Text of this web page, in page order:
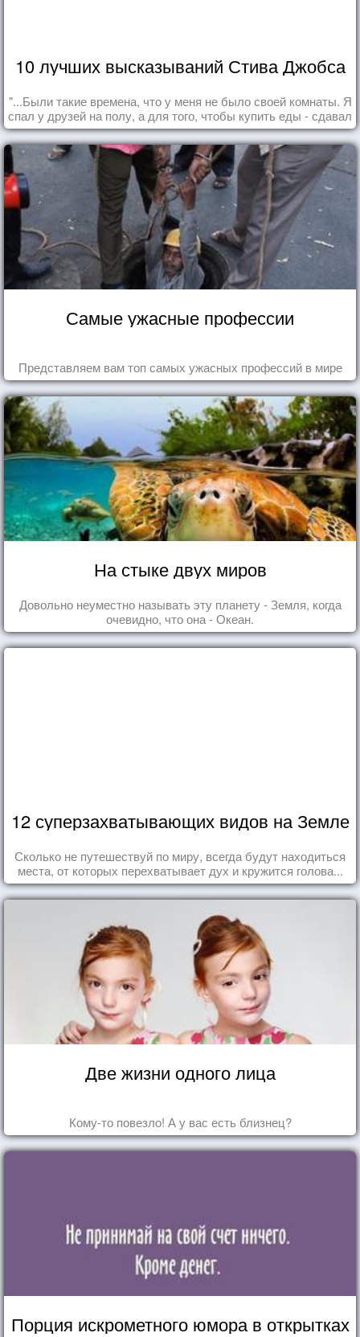
10 лучших высказываний Стива Джобса
"...Были такие времена, что у меня не было своей комнаты. Я
спал у друзей на полу, а для того, чтобы купить еды - сдавал
бутылки из под кока-колы"
Самые ужасные профессии
Представляем вам топ самых ужасных профессий в мире
На стыке двух миров
Довольно неуместно называть эту планету - Земля, когда
очевидно, что она - Океан.
12 суперзахватывающих видов на Земле
Сколько не путешествуй по миру, всегда будут находиться
места, от которых перехватывает дух и кружится голова...
Две жизни одного лица
Кому-то повезло! А у вас есть близнец?
Порция искрометного юмора в открытках